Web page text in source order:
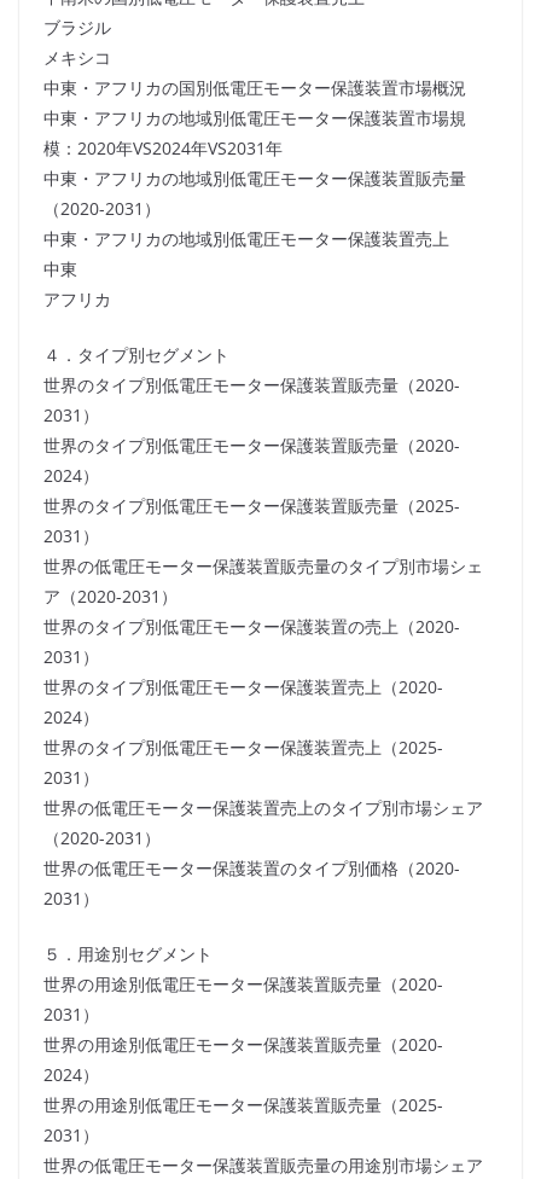
ブラジル
メキシコ
中東・アフリカの国別低電圧モーター保護装置市場概況
中東・アフリカの地域別低電圧モーター保護装置市場規
模：2020年VS2024年VS2031年
中東・アフリカの地域別低電圧モーター保護装置販売量
（2020-2031）
中東・アフリカの地域別低電圧モーター保護装置売上
中東
アフリカ
４．タイプ別セグメント
世界のタイプ別低電圧モーター保護装置販売量（2020-
2031）
世界のタイプ別低電圧モーター保護装置販売量（2020-
2024）
世界のタイプ別低電圧モーター保護装置販売量（2025-
2031）
世界の低電圧モーター保護装置販売量のタイプ別市場シェ
ア（2020-2031）
世界のタイプ別低電圧モーター保護装置の売上（2020-
2031）
世界のタイプ別低電圧モーター保護装置売上（2020-
2024）
世界のタイプ別低電圧モーター保護装置売上（2025-
2031）
世界の低電圧モーター保護装置売上のタイプ別市場シェア
（2020-2031）
世界の低電圧モーター保護装置のタイプ別価格（2020-
2031）
５．用途別セグメント
世界の用途別低電圧モーター保護装置販売量（2020-
2031）
世界の用途別低電圧モーター保護装置販売量（2020-
2024）
世界の用途別低電圧モーター保護装置販売量（2025-
2031）
世界の低電圧モーター保護装置販売量の用途別市場シェア